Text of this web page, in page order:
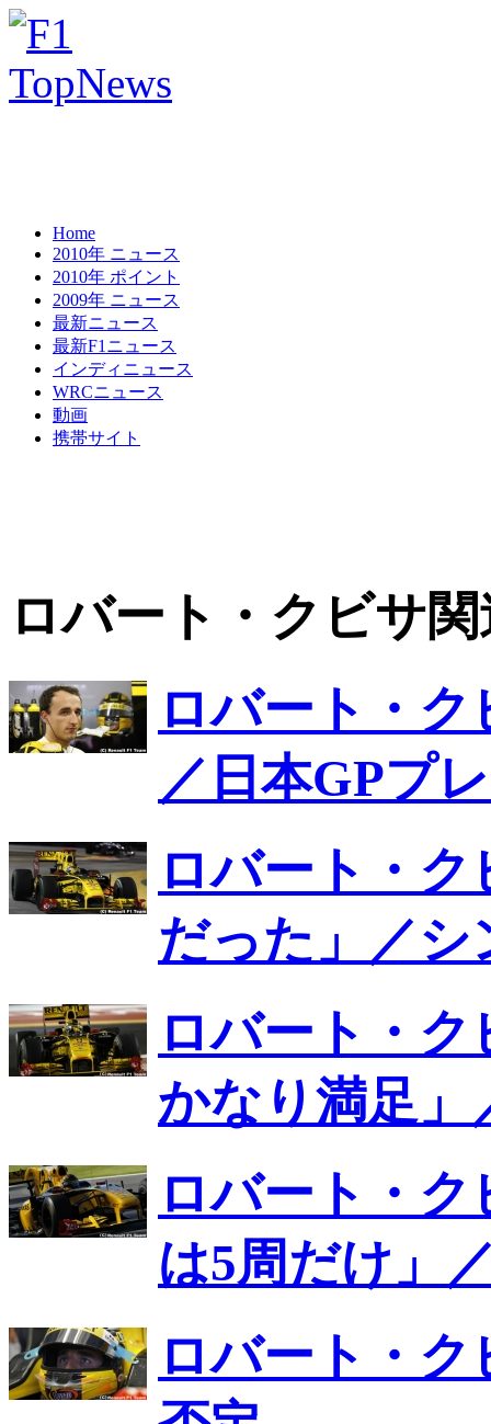
Home
2010年 ニュース
2010年 ポイント
2009年 ニュース
最新ニュース
最新F1ニュース
インディニュース
WRCニュース
動画
携帯サイト
ロバート・クビサ
ロバート・
／日本GPプ
ロバート・
だった」／シ
ロバート・
かなり満足」
ロバート・
は5周だけ」
ロバート・